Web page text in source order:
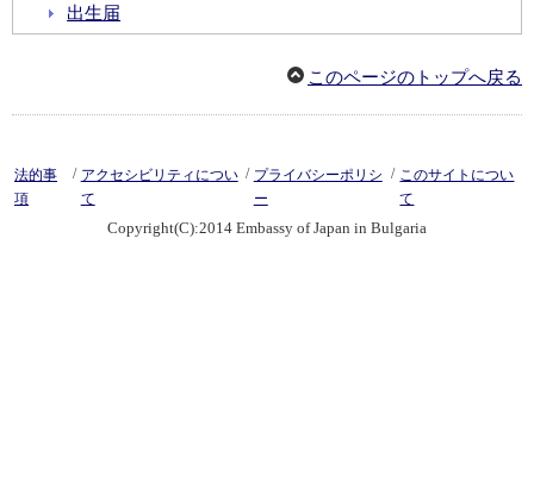
出生届
外国人との婚姻による氏の変更届
離婚の際に称していた氏を称する届
死亡届
このページのトップへ戻る
法的事
項
/ アクセシビリティについ
て
/ プライバシーポリシ
ー
/ このサイトについ
て
Copyright(C):2014 Embassy of Japan in Bulgaria